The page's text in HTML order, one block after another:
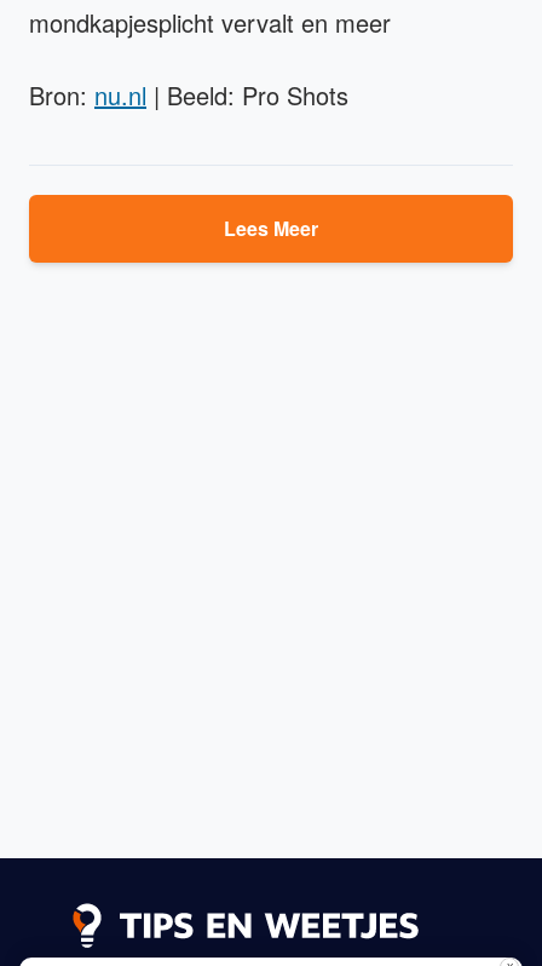
mondkapjesplicht vervalt en meer
Bron: nu.nl | Beeld: Pro Shots
Lees Meer